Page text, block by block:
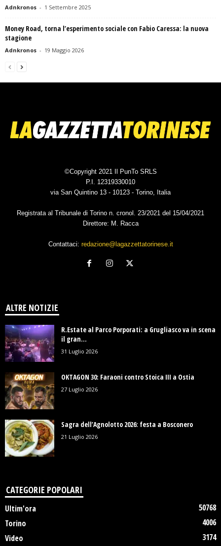
Adnkronos - 1 Settembre 2025
Money Road, torna l’esperimento sociale con Fabio Caressa: la nuova
stagione
Adnkronos - 19 Maggio 2026
©Copyright 2021 Il PunTo SRLS
P.I. 12319330010
via San Quintino 13 - 10123 - Torino, Italia
Registrata al Tribunale di Torino n. cronol. 23/2021 del 15/04/2021
Direttore: M. Racca
Contattaci: redazione@lagazzettatorinese.it
ALTRE NOTIZIE
R.Estate al Parco Porporati: a Grugliasco va in scena
il gran...
31 Luglio 2026
OKTAGON 30: Faraoni contro Stoica III a Ostia
27 Luglio 2026
Sagra dell’Agnolotto 2026: festa a Bosconero
21 Luglio 2026
CATEGORIE POPOLARI
Ultim'ora
50768
Torino
4006
Video
3174